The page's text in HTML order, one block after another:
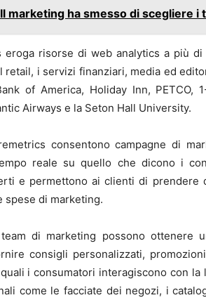
Il marketing ha smesso di scegliere i
eroga risorse di web analytics a più
retail, i servizi finanziari, media ed
of America, Holiday Inn, PETCO,
Airways e la Seton Hall University.
consentono campagne di
reale su quello che dicono i
e permettono ai clienti di prendere
spese di marketing.
di marketing possono ottenere
consigli personalizzati,
i consumatori interagiscono con la
come le facciate dei negozi, i